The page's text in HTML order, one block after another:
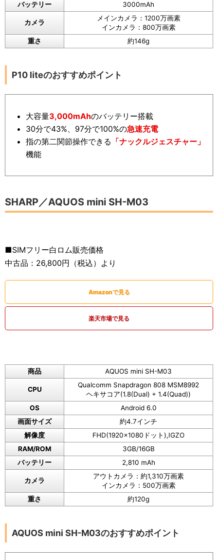
バッテリー
3000mAh
カメラ
メインカメラ：1200万画素
インカメラ：800万画素
重さ
約146g
P10 liteのおすすめポイント
大容量3,000mAhのバッテリー搭載
30分で43%、97分で100%の急速充電
指の第二関節操作できる 「ナックルジェスチャー」
機能
SHARP／AQUOS mini SH-M03
■SIMフリー白ロム販売価格
中古品：26,800円（税込）より
Amazonで見る
楽天市場で見る
商品 AQUOS mini SH-M03
CPU
Qualcomm Snapdragon 808 MSM8992
ヘキサコア(1.8(Dual) + 1.4(Quad))
OS
Android 6.0
画面サイズ
約4.7インチ
解像度
FHD(1920×1080ドット),IGZO
RAM/ROM
3GB/16GB
バッテリー
2,810 mAh
カメラ
アウトカメラ：約1,310万画素
インカメラ：500万画素
重さ
約120g
AQUOS mini SH-M03のおすすめポイント